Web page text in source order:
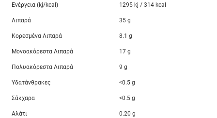
Ενέργεια (kj/kcal) 1295 kj / 314 kcal
Λιπαρά 35 g
Κορεσμένα Λιπαρά 8.1 g
Μονοακόρεστα Λιπαρά 17 g
Πολυακόρεστα Λιπαρά 9 g
Υδατάνθρακες <0.5 g
Σάκχαρα <0.5 g
Αλάτι 0.20 g